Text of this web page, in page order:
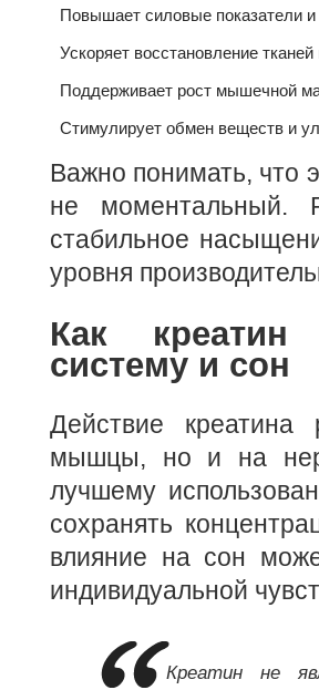
Повышает силовые показатели
Ускоряет восстановление
Поддерживает рост мышечной
Стимулирует обмен веществ и
Важно понимать, что
не моментальный.
стабильное
уровня
Как
систему и сон
Действие креатина
мышцы, но и на
лучшему
сохранять
влияние на сон
индивидуальной
Креатин не